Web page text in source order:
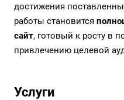
достижения
работы становится
сайт, готовый к росту в
привлечению целевой
Услуги